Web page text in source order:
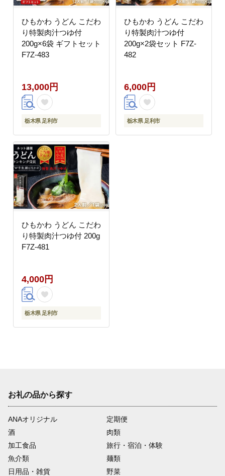
ひもかわ うどん こだわ
り特製肉汁つゆ付
200g×6袋 ギフトセット
F7Z-483
13,000円
栃木県 足利市
ひもかわ うどん こだわ
り特製肉汁つゆ付
200g×2袋セット F7Z-
482
6,000円
栃木県 足利市
ひもかわ うどん こだわ
り特製肉汁つゆ付 200g
F7Z-481
4,000円
栃木県 足利市
お礼の品から探す
ANAオリジナル
定期便
酒
肉類
加工食品
旅行・宿泊・体験
魚介類
麺類
日用品・雑貨
野菜